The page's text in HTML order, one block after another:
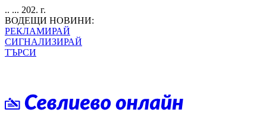
.. ... 202. г.
ВОДЕЩИ НОВИНИ:
РЕКЛАМИРАЙ
СИГНАЛИЗИРАЙ
ТЪРСИ